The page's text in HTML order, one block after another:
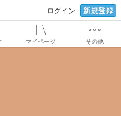
ログイン 新規登録
マイページ その他